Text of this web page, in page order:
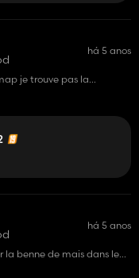
há 5 anos
je trouve pas la
há 5 anos
la benne de mais dans le